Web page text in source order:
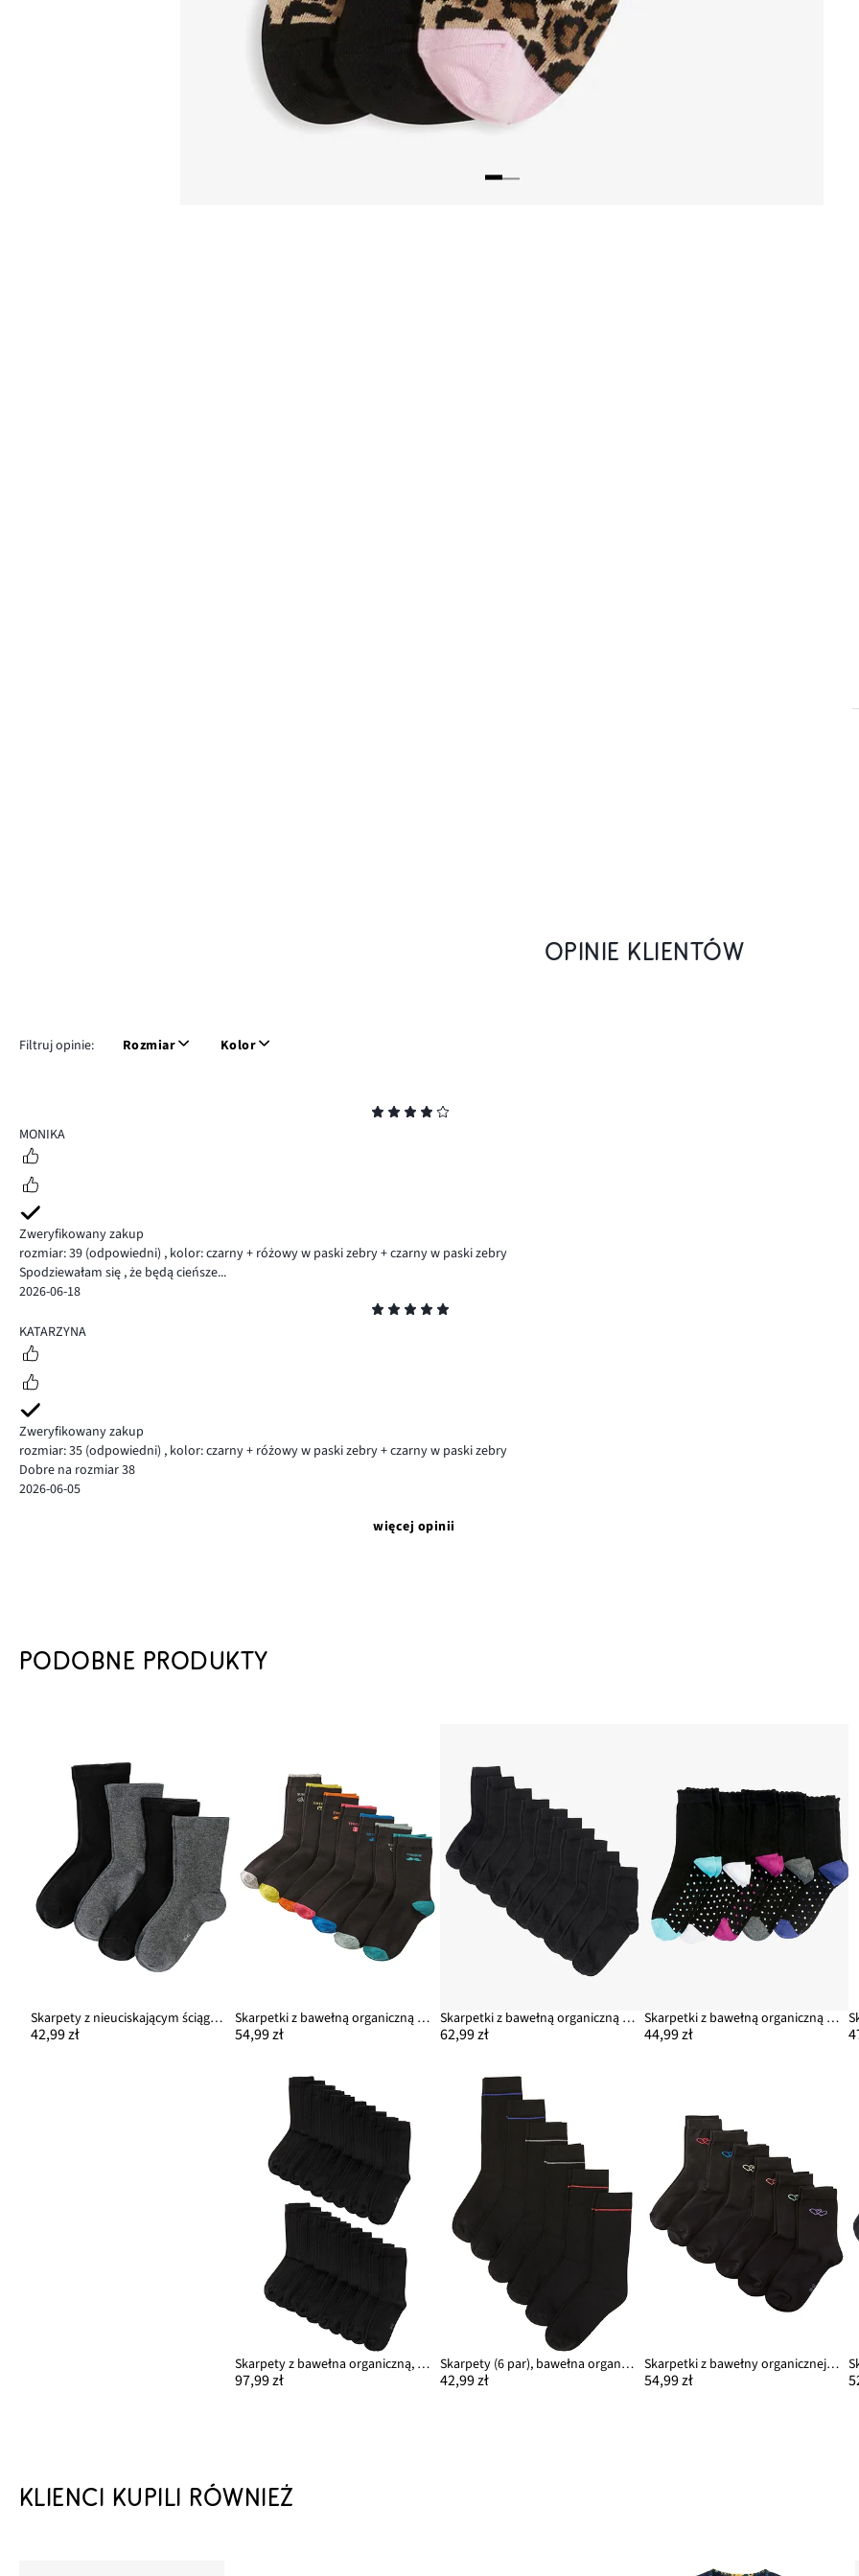
OPINIE KLIENTÓW
Filtruj opinie: Rozmiar Kolor
4
MONIKA
Zweryfikowany zakup
rozmiar: 39 (odpowiedni) , kolor: czarny + różowy w paski zebry + czarny w paski zebry
Spodziewałam się , że będą cieńsze...
2026-06-18
5
KATARZYNA
Zweryfikowany zakup
rozmiar: 35 (odpowiedni) , kolor: czarny + różowy w paski zebry + czarny w paski zebry
Dobre na rozmiar 38
2026-06-05
więcej opinii
PODOBNE PRODUKTY
Skarpety z nieuciskającym ściągaczem (4 pary)
42,99 zł
Skarpetki z bawełną organiczną (7 par)
54,99 zł
Skarpetki z bawełną organiczną (10 par)
62,99 zł
Skarpetki z bawełną organiczną (5 par)
44,99 zł
Skarpety z bawełna organiczną, 20 par
97,99 zł
Skarpety (6 par), bawełna organiczna
42,99 zł
Skarpetki z bawełny organicznej (6 par)
54,99 zł
KLIENCI KUPILI RÓWNIEŻ